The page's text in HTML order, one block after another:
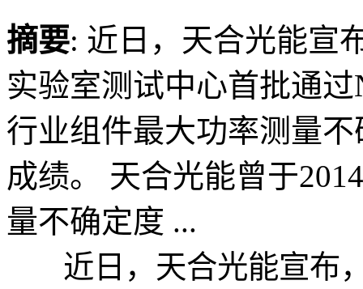
摘要: 近日，天合光能宣
实验室测试中心首批通
行业组件最大功率测量
成绩。 天合光能曾于
量不确定度 ...
近日，天合光能宣布，